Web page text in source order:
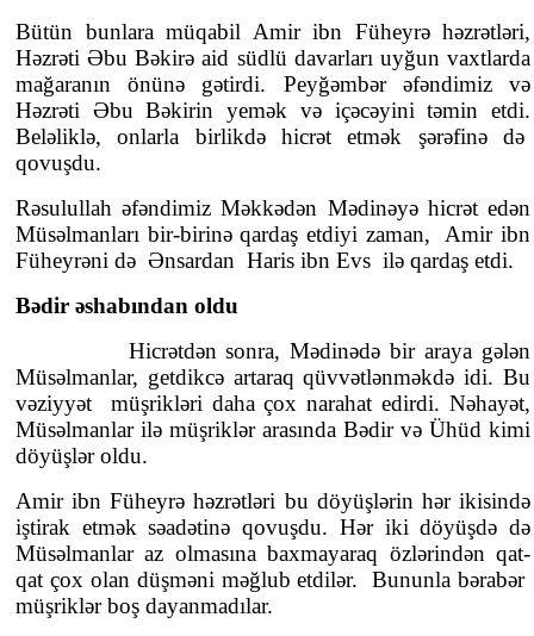
Bütün bunlara müqabil Amir ibn Füheyrə həzrətləri,
Həzrəti Əbu Bəkirə aid südlü davarları uyğun vaxtlarda
mağaranın önünə gətirdi. Peyğəmbər əfəndimiz və
Həzrəti Əbu Bəkirin yemək və içəcəyini təmin etdi.
Beləliklə, onlarla birlikdə hicrət etmək şərəfinə də
qovuşdu.
Rəsulullah əfəndimiz Məkkədən Mədinəyə hicrət edən
Müsəlmanları bir-birinə qardaş etdiyi zaman, Amir ibn
Füheyrəni də Ənsardan Haris ibn Evs ilə qardaş etdi.
Bədir əshabından oldu
Hicrətdən sonra, Mədinədə bir araya gələn
Müsəlmanlar, getdikcə artaraq qüvvətlənməkdə idi. Bu
vəziyyət müşrikləri daha çox narahat edirdi. Nəhayət,
Müsəlmanlar ilə müşriklər arasında Bədir və Ühüd kimi
döyüşlər oldu.
Amir ibn Füheyrə həzrətləri bu döyüşlərin hər ikisində
iştirak etmək səadətinə qovuşdu. Hər iki döyüşdə də
Müsəlmanlar az olmasına baxmayaraq özlərindən qat-
qat çox olan düşməni məğlub etdilər. Bununla bərabər
müşriklər boş dayanmadılar.